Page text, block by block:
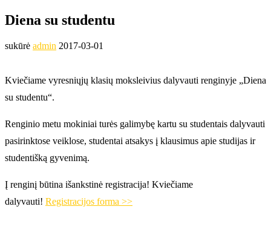
Diena su studentu
sukūrė admin 2017-03-01
Kviečiame vyresniųjų klasių moksleivius dalyvauti renginyje „Diena
su studentu“.
Renginio metu mokiniai turės galimybę kartu su studentais dalyvauti
pasirinktose veiklose, studentai atsakys į klausimus apie studijas ir
studentišką gyvenimą.
Į renginį būtina išankstinė registracija! Kviečiame
dalyvauti! Registracijos forma >>